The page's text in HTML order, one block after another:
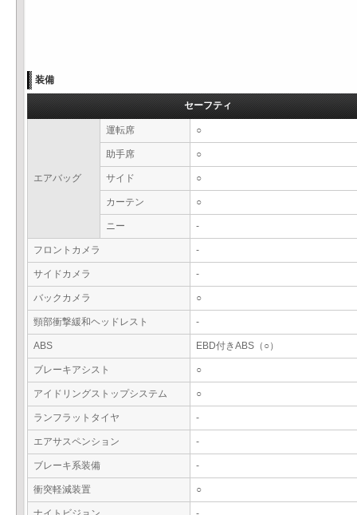
装備
セーフティ
エアバッグ
運転席 ○
助手席 ○
サイド ○
カーテン ○
ニー -
フロントカメラ -
サイドカメラ -
バックカメラ ○
頸部衝撃緩和ヘッドレスト -
ABS EBD付きABS（○）
ブレーキアシスト ○
アイドリングストップシステム ○
ランフラットタイヤ -
エアサスペンション -
ブレーキ系装備 -
衝突軽減装置 ○